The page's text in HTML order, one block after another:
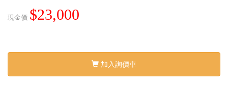
現金價 $23,000
加入詢價車